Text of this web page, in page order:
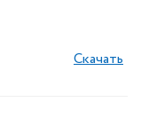
Скачать